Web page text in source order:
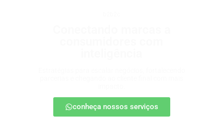
conheça nossos serviços